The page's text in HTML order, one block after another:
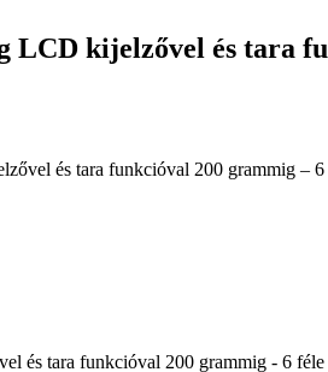
LCD kijelzővel és tara
és tara funkcióval 200 grammig –